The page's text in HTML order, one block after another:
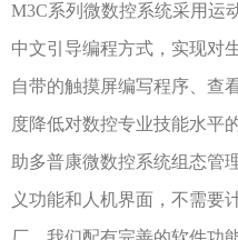
M3C系列微数控系统采用运
中文引导编程方式，实现对
自带的触摸屏编写程序、查
度降低对数控专业技能水平
助多普康微数控系统组态管
义功能和人机界面，不需要